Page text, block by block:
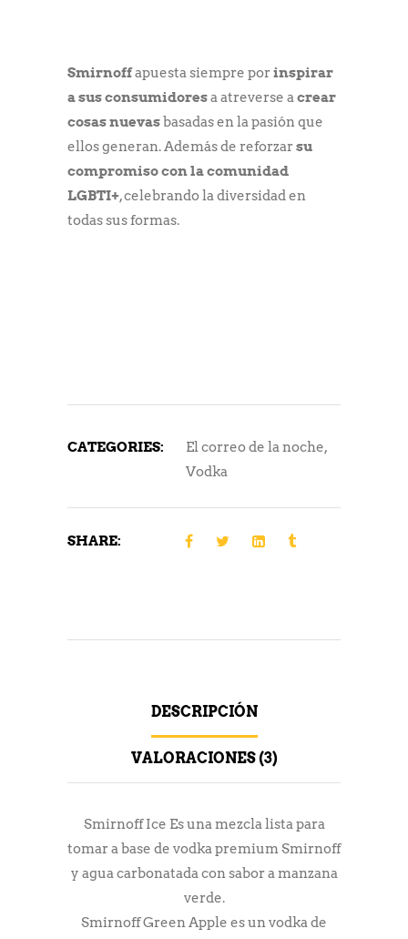
Smirnoffapuesta siempre porinspirar
a sus consumidoresa atreverse acrear
cosas nuevasbasadas en la pasión que
ellos generan. Además de reforzarsu
compromiso con la comunidad
LGBTI+, celebrando la diversidad en
todas sus formas.
CATEGORIES: El correo de la noche,
Vodka
SHARE:
DESCRIPCIÓN
VALORACIONES (3)
Smirnoff Ice Es una mezcla lista para
tomar a base de vodka premium Smirnoff
y agua carbonatada con sabor a manzana
verde.
Smirnoff Green Apple es un vodka de